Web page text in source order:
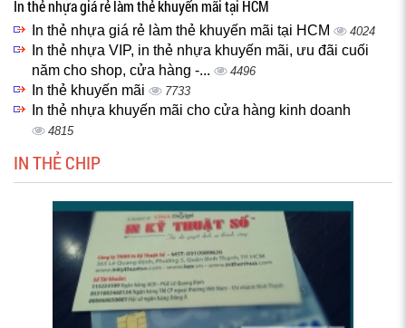
In thẻ nhựa giá rẻ làm thẻ khuyến mãi tại HCM
In thẻ nhựa giá rẻ làm thẻ khuyến mãi tại HCM 4024
In thẻ nhựa VIP, in thẻ nhựa khuyến mãi, ưu đãi cuối
năm cho shop, cửa hàng -...
4496
In thẻ khuyến mãi 7733
In thẻ nhựa khuyến mãi cho cửa hàng kinh doanh
4815
IN THẺ CHIP